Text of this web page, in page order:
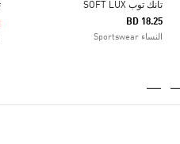
تانك توب SOFT LUX
BD 18.25
النساء Sportswear